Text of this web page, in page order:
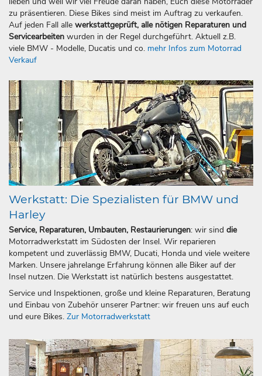
zu präsentieren. Diese Bikes sind meist im Auftrag zu verkaufen.
Auf jeden Fall alle werkstattgeprüft, alle nötigen Reparaturen und
Servicearbeiten wurden in der Regel durchgeführt. Aktuell z.B.
viele BMW - Modelle, Ducatis und co. mehr Infos zum Motorrad
Verkauf
Werkstatt: Die Spezialisten für BMW und
Harley
Service, Reparaturen, Umbauten, Restaurierungen: wir sind die
Motorradwerkstatt im Südosten der Insel. Wir reparieren
kompetent und zuverlässig BMW, Ducati, Honda und viele weitere
Marken. Unsere jahrelange Erfahrung können alle Biker auf der
Insel nutzen. Die Werkstatt ist natürlich bestens ausgestattet.
Service und Inspektionen, große und kleine Reparaturen, Beratung
und Einbau von Zubehör unserer Partner: wir freuen uns auf euch
und eure Bikes. Zur Motorradwerkstatt